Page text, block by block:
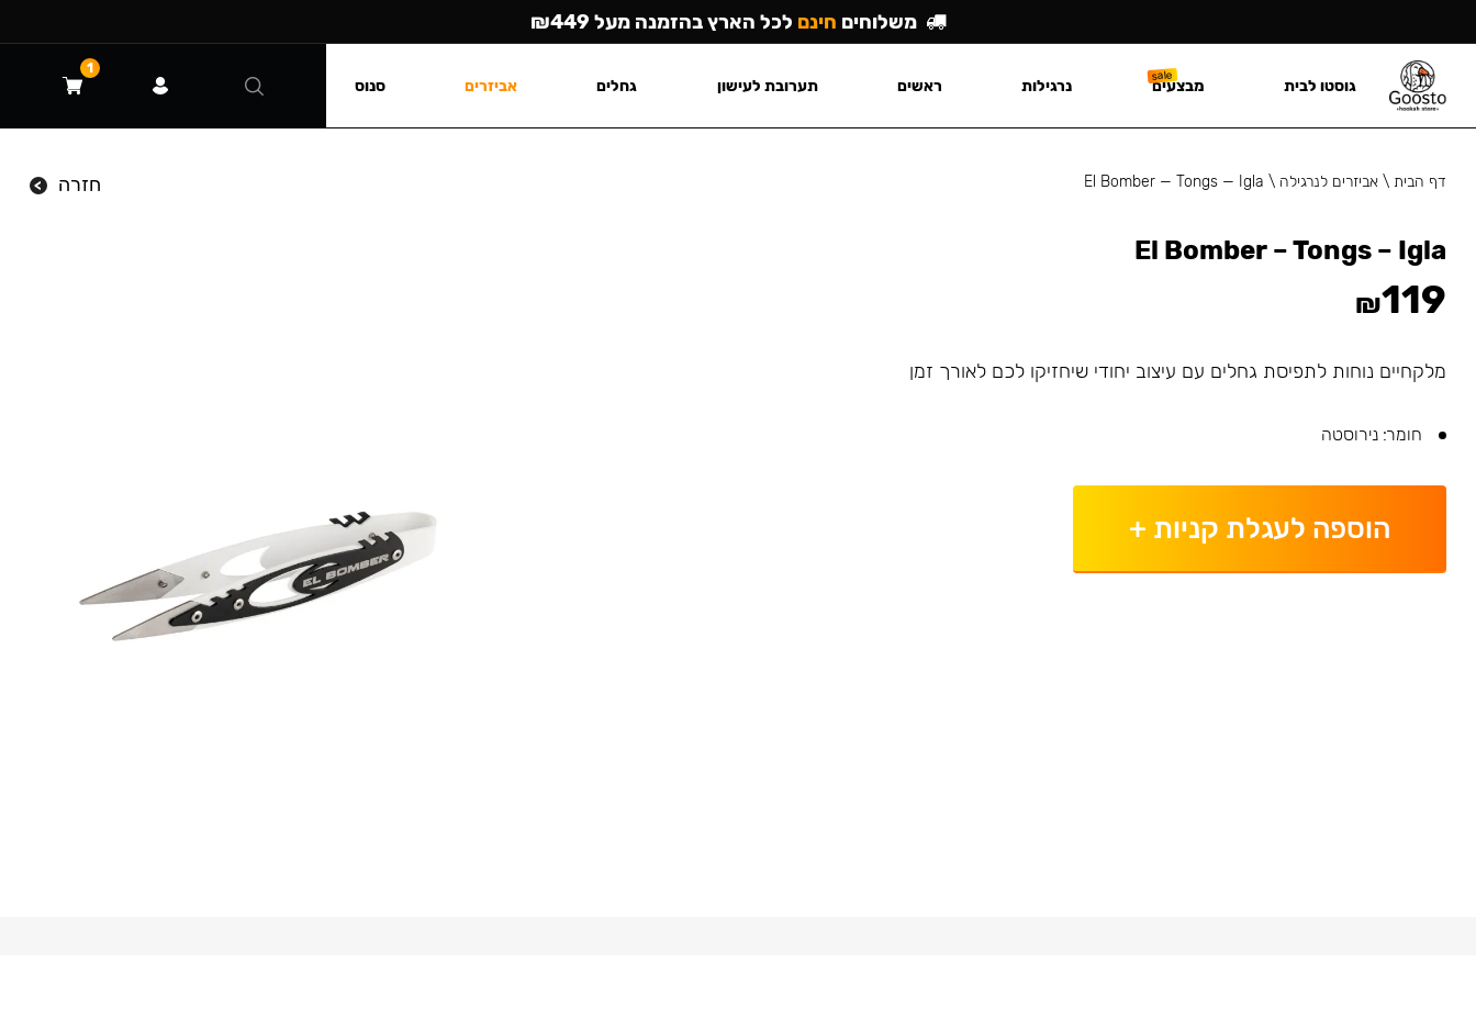
דף הבית\ אביזרים לנרגילה \
El Bomber — Tongs — Igla חזרה
El Bomber – Tongs – Igla
₪119
מלקחיים נוחות לתפיסת גחלים עם עיצוב יחודי שיחזיקו לכם לאורך זמן
חומר: נירוסטה
הוספה לעגלת קניות +
משלוחים חינם לכל הארץ בהזמנה מעל ₪449
גוסטו לבית מבצעים נרגילות ראשים תערובת לעישון גחלים אביזרים סנוס
1